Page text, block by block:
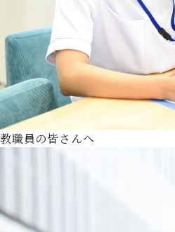
教職員の皆さんへ